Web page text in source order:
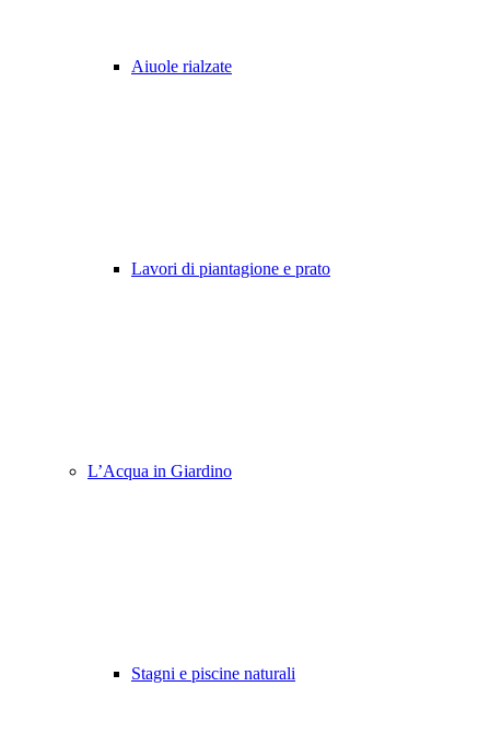
Aiuole rialzate
Lavori di piantagione e prato
L’Acqua in Giardino
Stagni e piscine naturali